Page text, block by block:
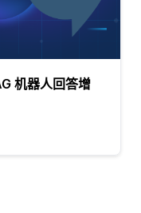
机器人回答增